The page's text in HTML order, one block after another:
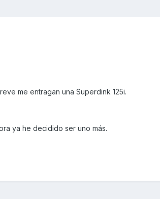
me entragan una Superdink 125i.
ya he decidido ser uno más.